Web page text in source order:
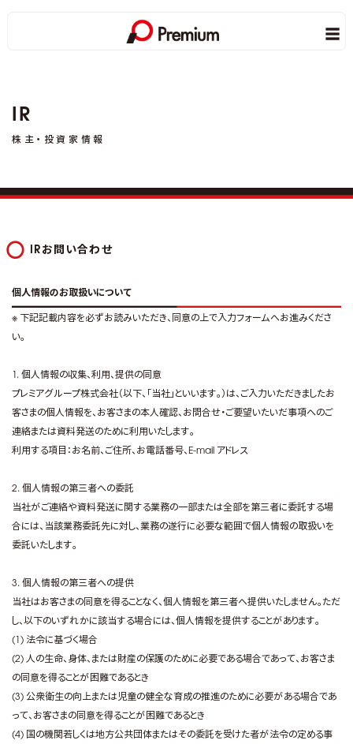
IR
株主・投資家情報
IRお問い合わせ
個人情報のお取扱いについて
※ 下記記載内容を必ずお読みいただき、同意の上で入力フォームへお進みくださ
い。
1. 個人情報の収集、利用、提供の同意
プレミアグループ株式会社（以下、「当社」といいます。）は、ご入力いただきましたお
客さまの個人情報を、お客さまの本人確認、お問合せ・ご要望いたいだ事項へのご
連絡または資料発送のために利用いたします。
利用する項目：お名前、ご住所、お電話番号、E-mail アドレス
2. 個人情報の第三者への委託
当社がご連絡や資料発送に関する業務の一部または全部を第三者に委託する場
合には、当該業務委託先に対し、業務の遂行に必要な範囲で個人情報の取扱いを
委託いたします。
3. 個人情報の第三者への提供
当社はお客さまの同意を得ることなく、個人情報を第三者へ提供いたしません。ただ
し、以下のいずれかに該当する場合には、個人情報を提供することがあります。
(1) 法令に基づく場合
(2) 人の生命、身体、または財産の保護のために必要である場合であって、お客さま
の同意を得ることが困難であるとき
(3) 公衆衛生の向上または児童の健全な育成の推進のために必要がある場合であ
って、お客さまの同意を得ることが困難であるとき
(4) 国の機関若しくは地方公共団体またはその委託を受けた者が法令の定める事